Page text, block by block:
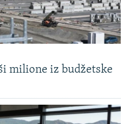
milione iz budžetske